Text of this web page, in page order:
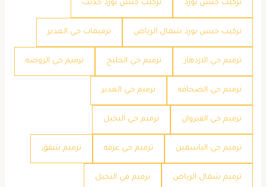
تركيب جبس بورد تركيب جبس بورد حديث
تركيب جبس بورد شمال الرياض ترميمات حي الغدير
ترميم حي الازدهار ترميم حي الخليج ترميم حي الروضه
ترميم حي الصحافه ترميم حي الغدير
ترميم حي القيروان ترميم حي النخيل
ترميم حي الياسمين ترميم حي عرقه ترميم شقق
ترميم شمال الرياض ترميم في النخيل